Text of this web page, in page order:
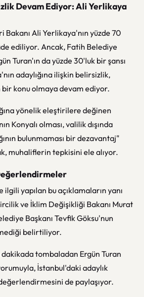
Devam Ediyor: Ali Yerlikaya
Bakanı Ali Yerlikaya'nın yüzde 70
ediliyor. Ancak, Fatih Belediye
Turan'ın da yüzde 30'luk bir şansı
adaylığına ilişkin belirsizlik,
bir konu olmaya devam ediyor.
yönelik eleştirilere değinen
Konyalı olması, valilik dışında
bulunmaması bir dezavantaj"
muhaliflerin tepkisini ele alıyor.
yapılan bu açıklamaların yanı
ve İklim Değişikliği Bakanı Murat
Başkanı Tevfik Göksu'nun
belirtiliyor.
tombaladan Ergün Turan
İstanbul'daki adaylık
de paylaşıyor.